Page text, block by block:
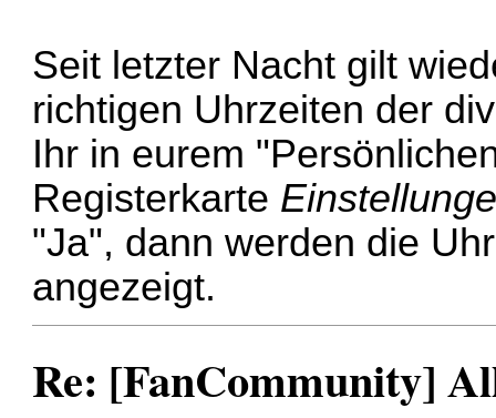
Seit letzter Nacht gilt
richtigen Uhrzeiten der
Ihr in eurem
Registerkarte
"Ja", dann werden die
angezeigt.
Re: [FanCommunity]